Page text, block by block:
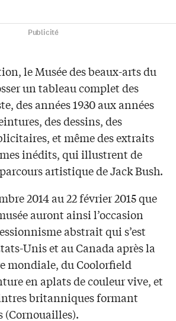
Publicité
le Musée des beaux-arts du
un tableau complet des
des années 1930 aux années
des dessins, des
et même des extraits
inédits, qui illustrent de
artistique de Jack Bush.
2014 au 22 février 2015 que
auront ainsi l’occasion
abstrait qui s’est
Unis et au Canada après la
mondiale, du Coolorfield
en aplats de couleur vive, et
britanniques formant
(Cornouailles).